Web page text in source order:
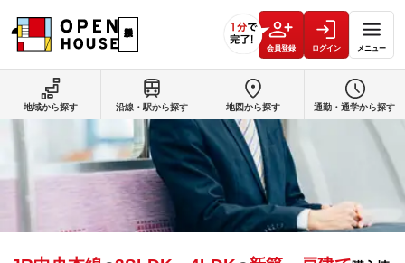
会員登録 ログイン メニュー
地域から探す 沿線・駅から探す 地図から探す 通勤・通学から探す